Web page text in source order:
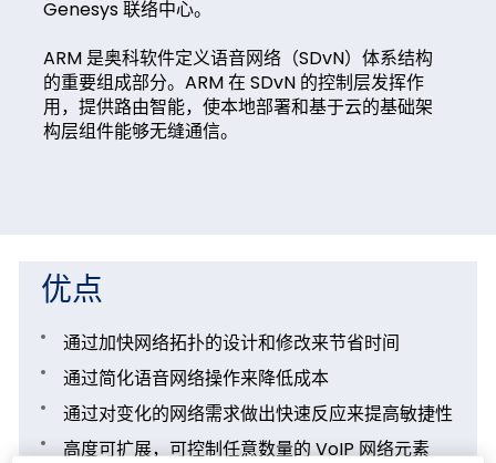
Genesys 联络中心。
ARM 是奥科软件定义语音网络（SDvN）体系结构
的重要组成部分。ARM 在 SDvN 的控制层发挥作
用，提供路由智能，使本地部署和基于云的基础架
构层组件能够无缝通信。
优点
通过加快网络拓扑的设计和修改来节省时间
通过简化语音网络操作来降低成本
通过对变化的网络需求做出快速反应来提高敏捷性
高度可扩展，可控制任意数量的 VoIP 网络元素